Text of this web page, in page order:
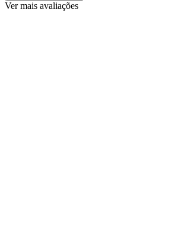
Ver mais avaliações